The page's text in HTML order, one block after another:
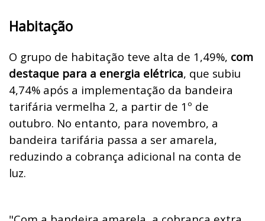
Habitação
O grupo de habitação teve alta de 1,49%, com
destaque para a energia elétrica, que subiu
4,74% após a implementação da bandeira
tarifária vermelha 2, a partir de 1º de
outubro. No entanto, para novembro, a
bandeira tarifária passa a ser amarela,
reduzindo a cobrança adicional na conta de
luz.